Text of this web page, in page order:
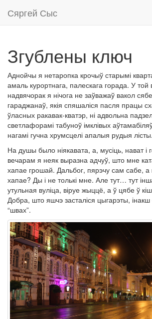
Сяргей Сыс
Згублены ключ
Аднойчы я нетаропка крочыў старымі
амаль курортнага, палескага горада. У той
надвячорак я нічога не заўважаў вакол
гараджанаў, якія спяшаліся пасля працы
ўласных ракавак-кватэр, ні адвольна
светлафорамі табуноў імклівых
нагамі гучна хрумсцелі апалыя рудыя лісты.
На душы было ніякавата, а, мусіць, нават
вечарам я неяк выразна адчуў, што мне
хапае грошай. Дальбог, пярэчу сам сабе, а
хапае? Ды і не толькі мне. Але тут… тут
утульная вуліца, віруе жыццё, а ў цябе ў
Добра, што яшчэ засталіся цыгарэты,
“швах”.